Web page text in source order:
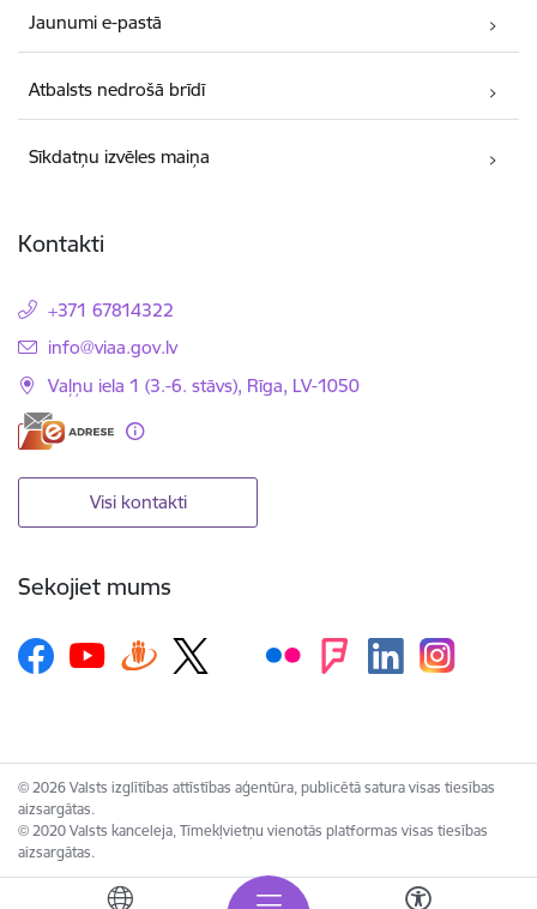
Jaunumi e-pastā
Atbalsts nedrošā brīdī
Sīkdatņu izvēles maiņa
Kontakti
+371 67814322
E-pasts:
info@viaa.gov.lv
Vaļņu iela 1 (3.-6. stāvs), Rīga, LV-1050
Visi kontakti
Sekojiet mums
© 2026 Valsts izglītības attīstības aģentūra, publicētā satura visas tiesības
aizsargātas.
© 2020 Valsts kanceleja, Tīmekļvietņu vienotās platformas visas tiesības
aizsargātas.